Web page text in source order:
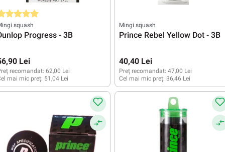
medie de 5 din 5 stele
squash
Progress - 3B
Lei
recomandat: 62,00 Lei
mai mic preț: 51,04 Lei
Mingi squash
Prince Rebel Yellow Dot - 3B
40,40 Lei
Preț recomandat: 47,00 Lei
Cel mai mic preț: 36,46 Lei